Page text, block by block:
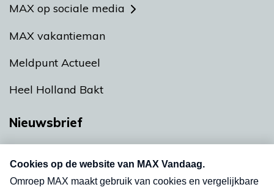
MAX op sociale media
MAX vakantieman
Meldpunt Actueel
Heel Holland Bakt
Nieuwsbrief
nieuwsbrief. Elke vrijdag- en dinsdagochtend in
uw mailbox.